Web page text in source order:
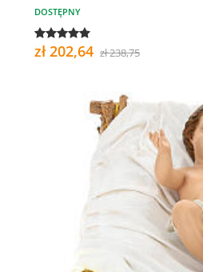
DOSTĘPNY
zł 202,64 zł 238,75